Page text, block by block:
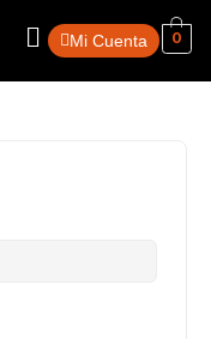
MenúMi Cuenta 0